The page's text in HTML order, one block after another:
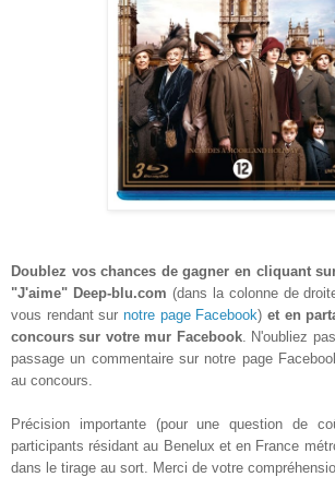
Doublez vos chances de gagner en cliquant
"J'aime" Deep-blu.com (dans la colonne de
vous rendant sur notre page Facebook)et en
concours sur votre mur Facebook. N'oubliez
passage un commentaire sur notre page
au concours.
Précision importante (pour une question de
participants résidant au Benelux et en France
dans le tirage au sort. Merci de votre